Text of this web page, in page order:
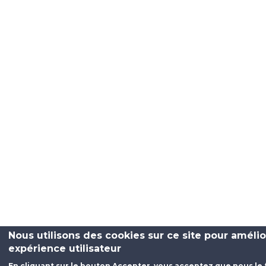
Nous utilisons des cookies sur ce site pour
expérience utilisateur